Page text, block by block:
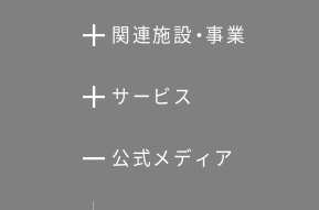
向井潤吉アトリエ館
分館スケジュール
関連施設・事業
世田谷文学館
サービス
せたがやアーツカード
公式メディア